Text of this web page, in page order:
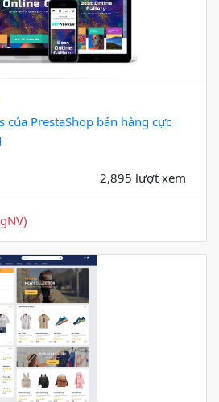
PrestaShop bán hàng cực
2,895 lượt xem